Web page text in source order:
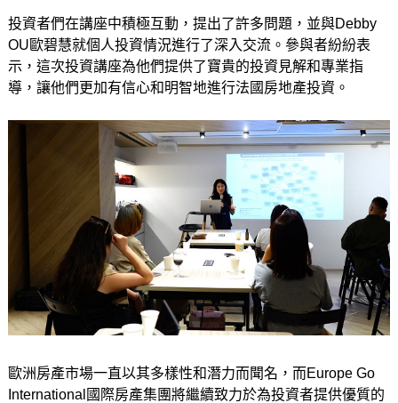
投資者們在講座中積極互動，提出了許多問題，並與Debby
OU歐碧慧就個人投資情況進行了深入交流。參與者紛紛表
示，這次投資講座為他們提供了寶貴的投資見解和專業指
導，讓他們更加有信心和明智地進行法國房地產投資。
歐洲房產市場一直以其多樣性和潛力而聞名，而Europe Go
International國際房產集團將繼續致力於為投資者提供優質的